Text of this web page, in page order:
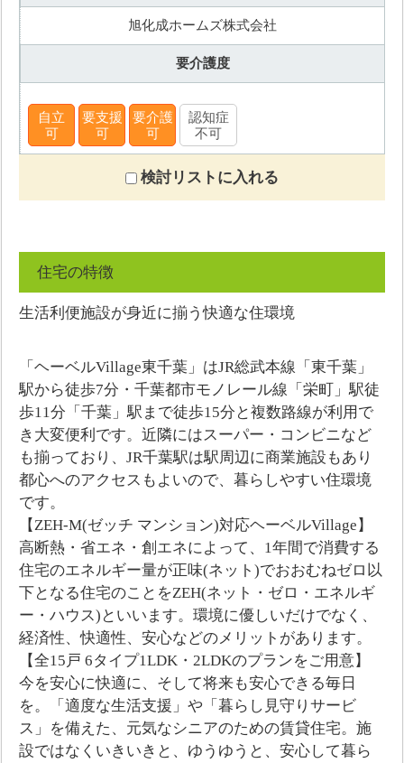
旭化成ホームズ株式会社
要介護度
自立
可
要支援
可
要介護
可
認知症
不可
検討リストに入れる
住宅の特徴
生活利便施設が身近に揃う快適な住環境
「ヘーベルVillage東千葉」はJR総武本線「東千葉」
駅から徒歩7分・千葉都市モノレール線「栄町」駅徒
歩11分「千葉」駅まで徒歩15分と複数路線が利用で
き大変便利です。近隣にはスーパー・コンビニなど
も揃っており、JR千葉駅は駅周辺に商業施設もあり
都心へのアクセスもよいので、暮らしやすい住環境
です。
【ZEH-M(ゼッチ マンション)対応ヘーベルVillage】
高断熱・省エネ・創エネによって、1年間で消費する
住宅のエネルギー量が正味(ネット)でおおむねゼロ以
下となる住宅のことをZEH(ネット・ゼロ・エネルギ
ー・ハウス)といいます。環境に優しいだけでなく、
経済性、快適性、安心などのメリットがあります。
【全15戸 6タイプ1LDK・2LDKのプランをご用意】
今を安心に快適に、そして将来も安心できる毎日
を。「適度な生活支援」や「暮らし見守りサービ
ス」を備えた、元気なシニアのための賃貸住宅。施
設ではなくいきいきと、ゆうゆうと、安心して暮ら